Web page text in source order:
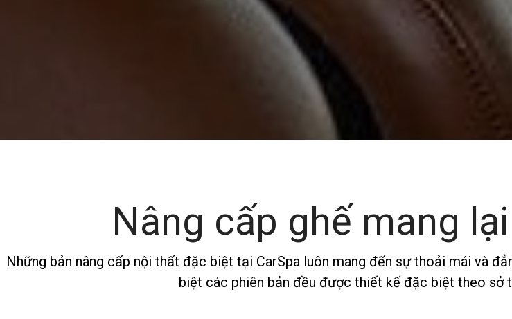
Nâng cấp ghế mang
Những bản nâng cấp nội thất đặc biệt tại CarSpa luôn mang đến sự thoải mái và
biệt các phiên bản đều được thiết kế đặc biệt theo sở